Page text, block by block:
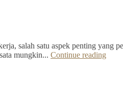
salah satu aspek penting
mungkin... Continue reading